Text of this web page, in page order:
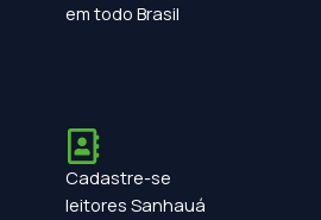
em todo Brasil
Cadastre-se
leitores Sanhauá